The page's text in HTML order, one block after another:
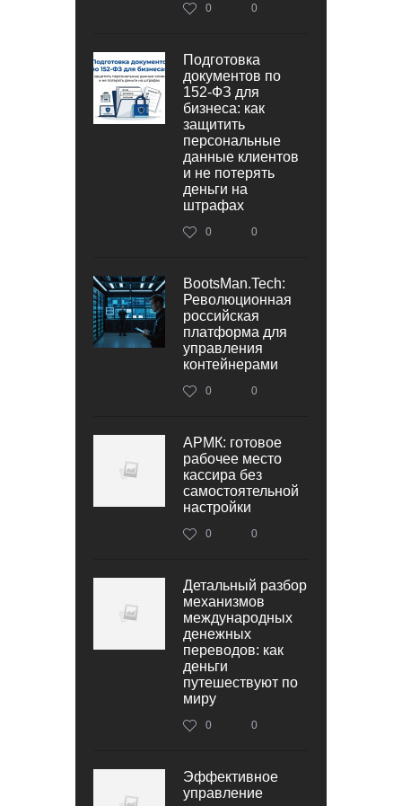
0 0
Подготовка
документов по
152‑ФЗ для
бизнеса: как
защитить
персональные
данные клиентов
и не потерять
деньги на
штрафах
0 0
BootsMan.Tech:
Революционная
российская
платформа для
управления
контейнерами
0 0
АРМК: готовое
рабочее место
кассира без
самостоятельной
настройки
0 0
Детальный разбор
механизмов
международных
денежных
переводов: как
деньги
путешествуют по
миру
0 0
Эффективное
управление